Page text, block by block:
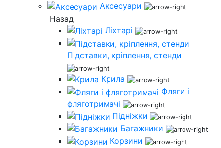
Аксесуари
Назад
Ліхтарі
Підставки, кріплення, стенди
Крила
Фляги і
фляготримачі
Підніжки
Багажники
Корзини